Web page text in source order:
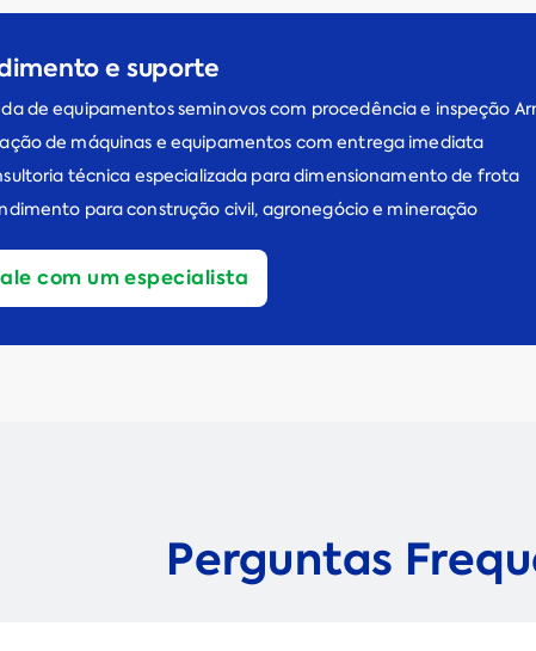
e suporte
de equipamentos seminovos com procedência e inspeção
de máquinas e equipamentos com entrega imediata
técnica especializada para dimensionamento de frota
para construção civil, agronegócio e mineração
com um especialista
Perguntas